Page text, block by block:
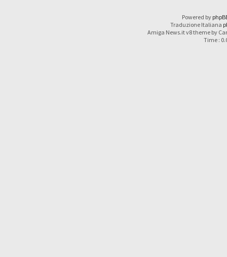
Powered by
Traduzione Italiana
Amiga News.it v8 theme by
Time :